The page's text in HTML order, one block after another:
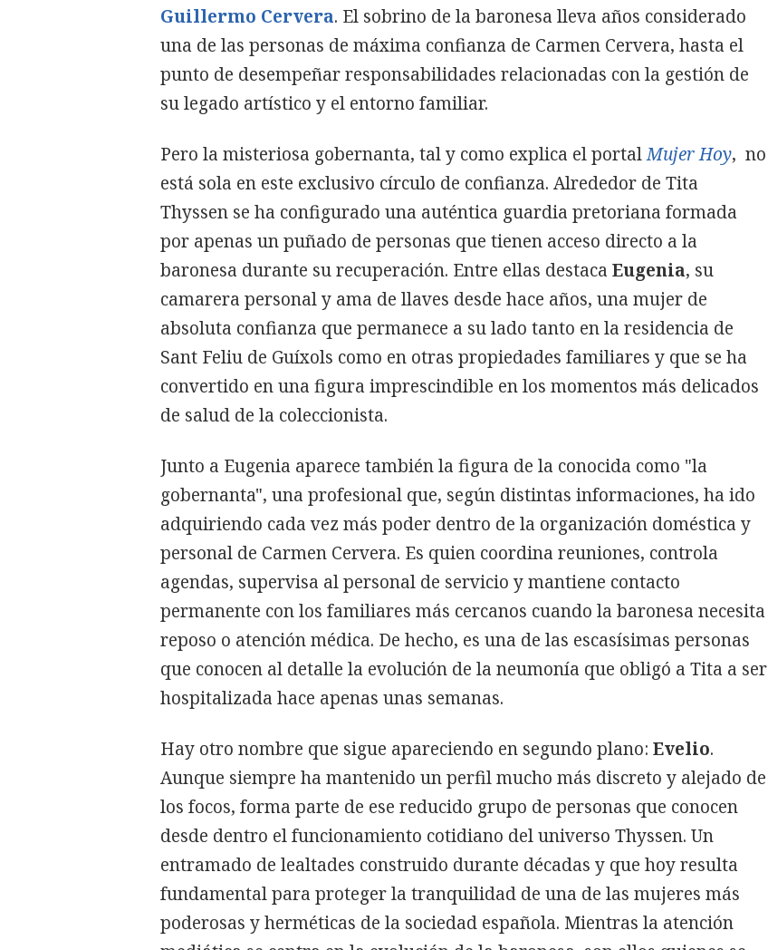
Guillermo Cervera. El sobrino de la baronesa lleva años considerado
una de las personas de máxima confianza de Carmen Cervera, hasta el
punto de desempeñar responsabilidades relacionadas con la gestión de
su legado artístico y el entorno familiar.
Pero la misteriosa gobernanta, tal y como explica el portalMujer Hoy, no
está sola en este exclusivo círculo de confianza. Alrededor de Tita
Thyssen se ha configurado una auténtica guardia pretoriana formada
por apenas un puñado de personas que tienen acceso directo a la
baronesa durante su recuperación. Entre ellas destaca Eugenia, su
camarera personal y ama de llaves desde hace años, una mujer de
absoluta confianza que permanece a su lado tanto en la residencia de
Sant Feliu de Guíxols como en otras propiedades familiares y que se ha
convertido en una figura imprescindible en los momentos más delicados
de salud de la coleccionista.
Junto a Eugenia aparece también la figura de la conocida como "la
gobernanta", una profesional que, según distintas informaciones, ha ido
adquiriendo cada vez más poder dentro de la organización doméstica y
personal de Carmen Cervera. Es quien coordina reuniones, controla
agendas, supervisa al personal de servicio y mantiene contacto
permanente con los familiares más cercanos cuando la baronesa necesita
reposo o atención médica. De hecho, es una de las escasísimas personas
que conocen al detalle la evolución de la neumonía que obligó a Tita a ser
hospitalizada hace apenas unas semanas.
Hay otro nombre que sigue apareciendo en segundo plano: Evelio.
Aunque siempre ha mantenido un perfil mucho más discreto y alejado de
los focos, forma parte de ese reducido grupo de personas que conocen
desde dentro el funcionamiento cotidiano del universo Thyssen. Un
entramado de lealtades construido durante décadas y que hoy resulta
fundamental para proteger la tranquilidad de una de las mujeres más
poderosas y herméticas de la sociedad española. Mientras la atención